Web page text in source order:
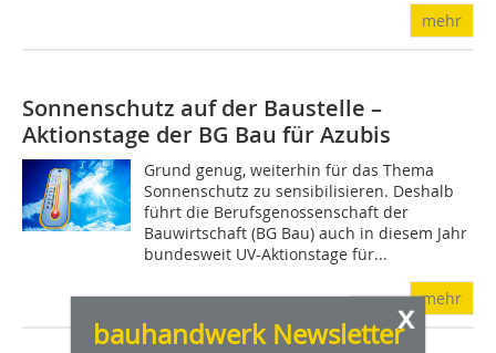
x
bauhandwerk Newsletter
mehr
Sonnenschutz auf der Baustelle –
Aktionstage der BG Bau für Azubis
Grund genug, weiterhin für das Thema
Sonnenschutz zu sensibilisieren. Deshalb
führt die Berufsgenossenschaft der
Bauwirtschaft (BG Bau) auch in diesem Jahr
bundesweit UV-Aktionstage für...
mehr